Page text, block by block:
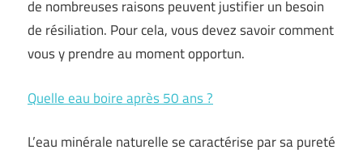
de nombreuses raisons peuvent justifier un besoin
de résiliation. Pour cela, vous devez savoir comment
vous y prendre au moment opportun.
Quelle eau boire après 50 ans ?
L’eau minérale naturelle se caractérise par sa pureté